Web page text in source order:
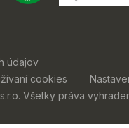
údajov
cookies
Všetky práva